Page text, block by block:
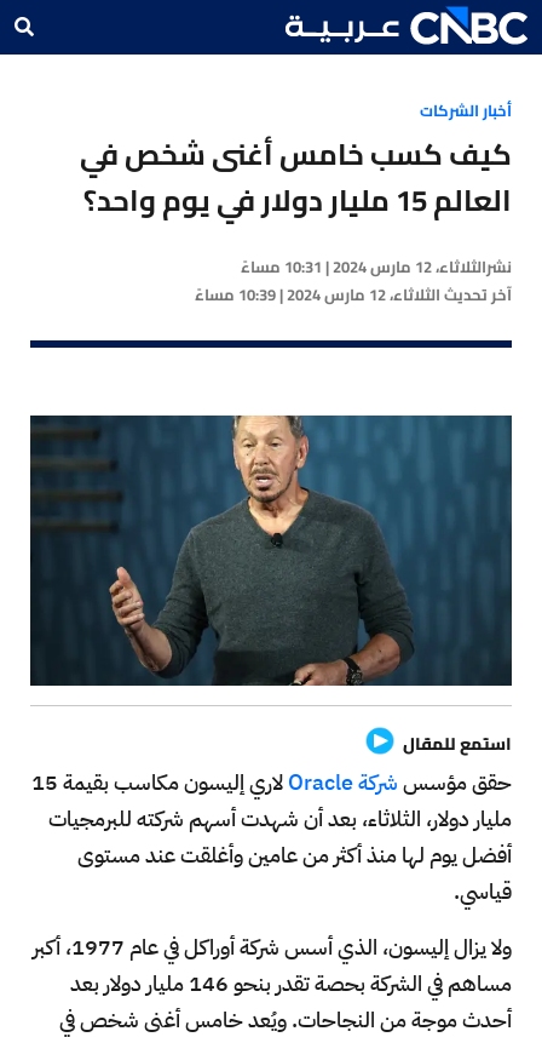
أخبار الشركات
كيف كسب خامس أغنى شخص في
العالم 15 مليار دولار في يوم واحد؟
نشرالثلاثاء، 12 مارس 2024 | 10:31 مساءً
آخر تحديثالثلاثاء، 12 مارس 2024 | 10:39 مساءً
استمع للمقال
حقق مؤسسشركة Oracle
لاري إليسون مكاسب بقيمة 15
مليار دولار، الثلاثاء، بعد أن شهدت أسهم شركته للبرمجيات
أفضل يوم لها منذ أكثر من عامين وأغلقت عند مستوى
قياسي.
ولا يزال إليسون، الذي أسس شركة أوراكل في عام 1977، أكبر
مساهم في الشركة بحصة تقدر بنحو 146 مليار دولار بعد
أحدث موجة من النجاحات. ويُعد خامس أغنى شخص في